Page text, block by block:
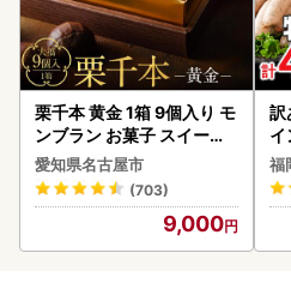
栗千本 黄金 1箱 9個入り モ
ンブラン お菓子 スイーツ
デザート モンブラン 人気
愛知県名古屋市
(703)
9,000
訳
イ
福